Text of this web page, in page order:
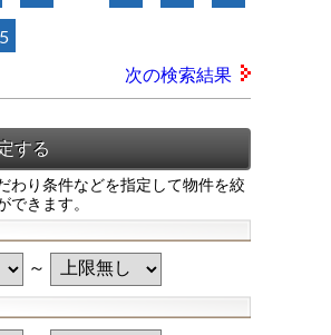
次の検索結果
わり条件などを指定して物件を絞
できます。
～